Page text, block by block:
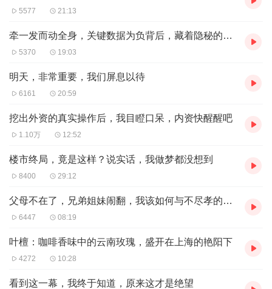
我决定把这一世的生命，清清楚楚地放在眼前。每个人都有
属于自己的人生旅程，或长或短，这是物理规律，是无法改
变的事实。我们可以选择的，就是做好当下，享受当下，并
心怀感激。
得习惯变成慢性病人，每天吃药，每过21天要输液。什么是
重的任务，在焦躁中度过一天又一天，直到下个节点来临；
也可以把当下的每一刻当作重生的幸福时光，眼中有光心中
有爱，让时间如流水般淌过，不知老之将至。
这次复查不再那么焦虑，面前摆满零食、有可爱的豚豚，在
5577 21:13
牵一发而动全身，关键数据为负背后，藏着隐秘的角落
5370 19:03
明天，非常重要，我们屏息以待
6161 20:59
挖出外资的真实操作后，我目瞪口呆，内资快醒醒吧
1.10万 12:52
楼市终局，竟是这样？说实话，我做梦都没想到
8400 29:12
父母不在了，兄弟姐妹闹翻，我该如何与不尽孝的哥哥相处？｜叶檀回信
6447 08:19
叶檀：咖啡香味中的云南玫瑰，盛开在上海的艳阳下
4272 10:28
看到这一幕，我终于知道，原来这才是绝望